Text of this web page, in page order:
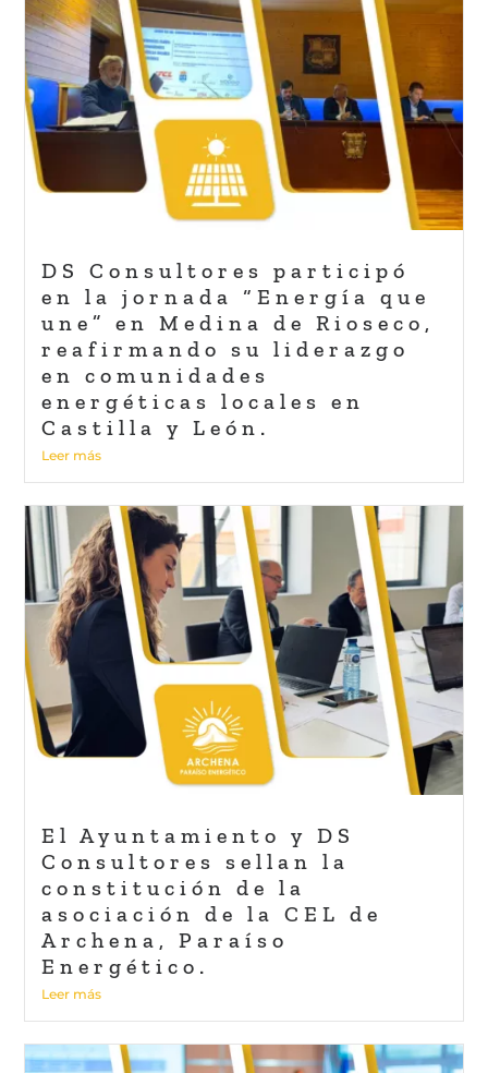
DS Consultores participó
en la jornada “Energía que
une” en Medina de Rioseco,
reafirmando su liderazgo
en comunidades
energéticas locales en
Castilla y León.
Leer más
El Ayuntamiento y DS
Consultores sellan la
constitución de la
asociación de la CEL de
Archena, Paraíso
Energético.
Leer más